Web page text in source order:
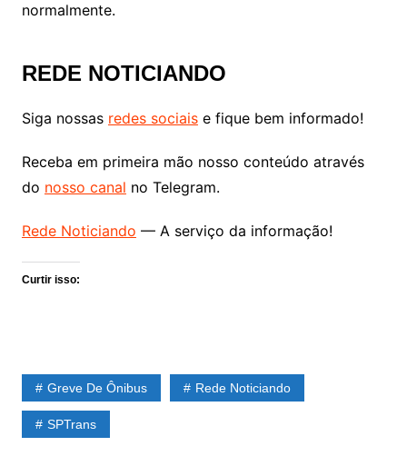
normalmente.
REDE NOTICIANDO
Siga nossas redes sociaise fique bem informado!
Receba em primeira mão nosso conteúdo através
do nosso canal no Telegram.
Rede Noticiando — A serviço da informação!
Curtir isso:
Greve De Ônibus Rede Noticiando
SPTrans